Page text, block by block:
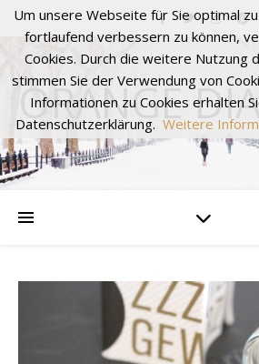
ORANGE
Um unsere Webseite für Sie optimal
fortlaufend verbessern zu können,
Cookies. Durch die weitere Nutzung
stimmen Sie der Verwendung von
Informationen zu Cookies erhalten
Datenschutzerklärung. Weitere